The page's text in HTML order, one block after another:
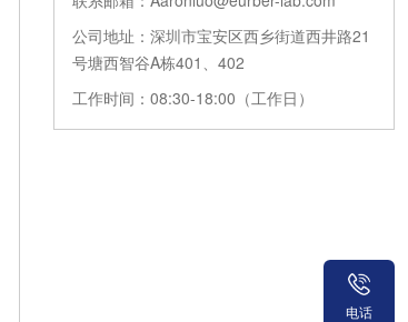
公司地址：深圳市宝安区西乡街道西井路21
号塘西智谷A栋401、402
工作时间：08:30-18:00（工作日）
电话